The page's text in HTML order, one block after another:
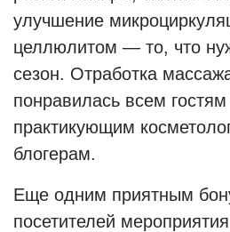
улучшение
целлюлитом — то, что
сезон. Отработка
понравилась всем
практикующим
блогерам.
Еще одним приятным
посетителей